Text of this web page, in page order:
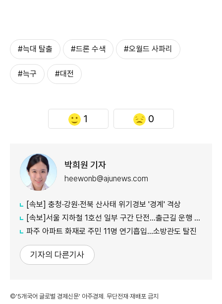
#늑대 탈출 #드론 수색 #오월드 사파리
#늑구 #대전
1 0
박희원 기자
heewonb@ajunews.com
[속보] 충청·강원·전북 산사태 위기경보 '경계' 격상
[속보]서울 지하철 1호선 일부 구간 단전…출근길 운행 지연
파주 아파트 화재로 주민 11명 연기흡입…소방관도 탈진
기자의 다른기사
©'5개국어 글로벌 경제신문' 아주경제. 무단전재·재배포 금지